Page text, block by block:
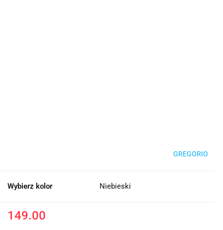
GREGORIO
Wybierz kolor Niebieski
149.00